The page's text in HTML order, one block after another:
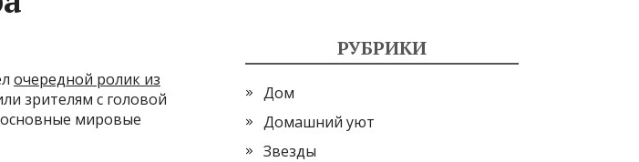
очередной ролик из
зрителям с головой
основные мировые
РУБРИКИ
Дом
Домашний уют
Звезды